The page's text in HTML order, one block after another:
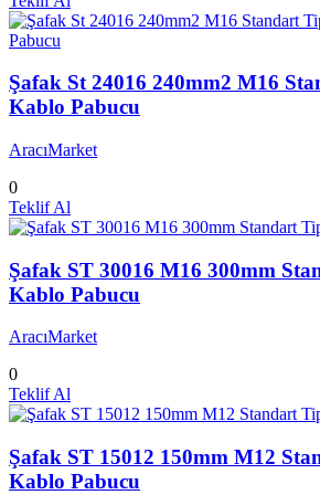
Şafak St 24016 240mm2 M16
Kablo Pabucu
AracıMarket
0
Teklif Al
Şafak ST 30016 M16 300mm
Kablo Pabucu
AracıMarket
0
Teklif Al
Şafak ST 15012 150mm M12
Kablo Pabucu